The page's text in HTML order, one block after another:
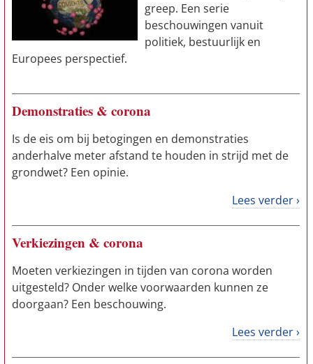
greep. Een serie
beschouwingen vanuit
politiek, bestuurlijk en
Europees perspectief.
Demonstraties & corona
Is de eis om bij betogingen en demonstraties
anderhalve meter afstand te houden in strijd met de
grondwet? Een opinie.
Lees verder ›
Verkiezingen & corona
Moeten verkiezingen in tijden van corona worden
uitgesteld? Onder welke voorwaarden kunnen ze
doorgaan? Een beschouwing.
Lees verder ›